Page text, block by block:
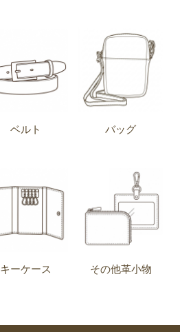
ベルト バッグ
キーケース その他革小物